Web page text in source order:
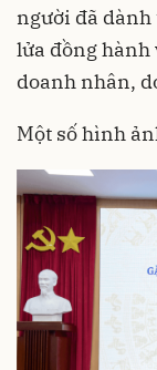
người đã
lửa đồng hành
doanh nhân,
Một số hình